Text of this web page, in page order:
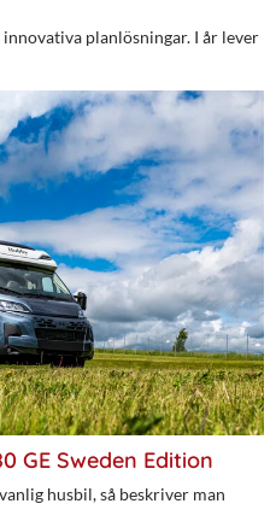
planlösningar. I år lever
GE Sweden Edition
husbil, så beskriver man